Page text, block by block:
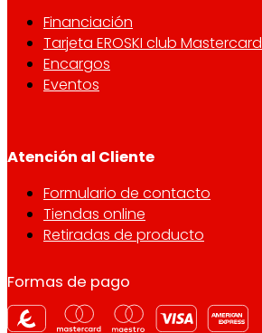
Financiación
Tarjeta EROSKI club Mastercard
Encargos
Eventos
Atención al Cliente
Formulario de contacto
Tiendas online
Retiradas de producto
Formas de pago